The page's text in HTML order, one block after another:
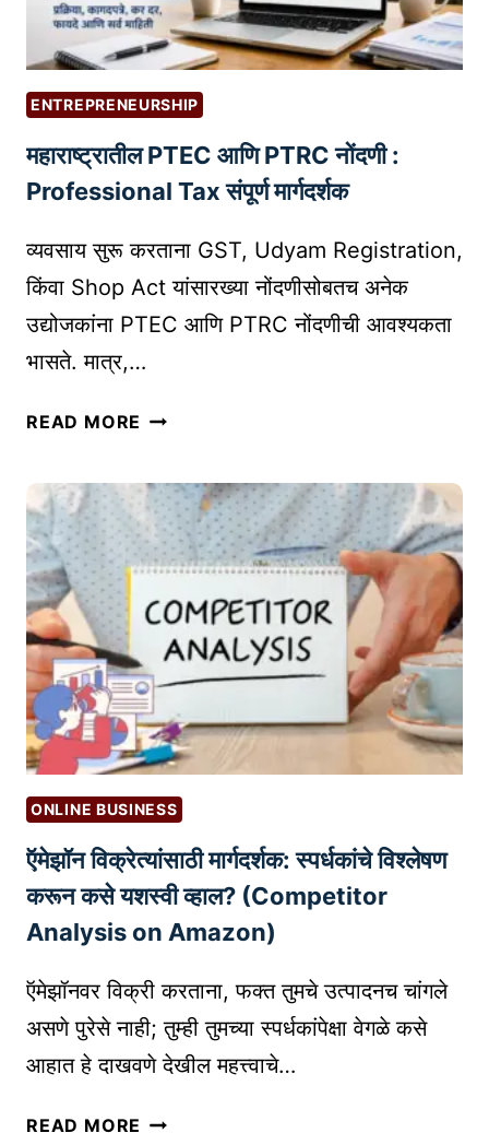
N
E
S
G
U
I
E
र्के
टिं
ग
क
से
सु
रू
रा
?
ENTREPRENEURSHIP
महाराष्ट्रातील PTEC आणि PTRC नोंदणी :
Professional Tax संपूर्ण मार्गदर्शक
व्यवसाय सुरू करताना GST, Udyam Registration,
किंवा Shop Act यांसारख्या नोंदणीसोबतच अनेक
उद्योजकांना PTEC आणि PTRC नोंदणीची आवश्यकता
भासते. मात्र,…
READ MORE म
ष्ट्रा
ती
ल
T
C
आ
णि
P
T
R
C
नों
णी
:
P
R
O
E
ONLINE BUSINESS
ऍमेझॉन विक्रेत्यांसाठी मार्गदर्शक: स्पर्धकांचे विश्लेषण
करून कसे यशस्वी व्हाल? (Competitor
Analysis on Amazon)
ऍमेझॉनवर विक्री करताना, फक्त तुमचे उत्पादनच चांगले
असणे पुरेसे नाही; तुम्ही तुमच्या स्पर्धकांपेक्षा वेगळे कसे
आहात हे दाखवणे देखील महत्त्वाचे…
READ MORE